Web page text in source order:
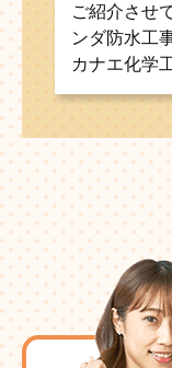
ご紹介させ
ンダ防水工
カナエ化学